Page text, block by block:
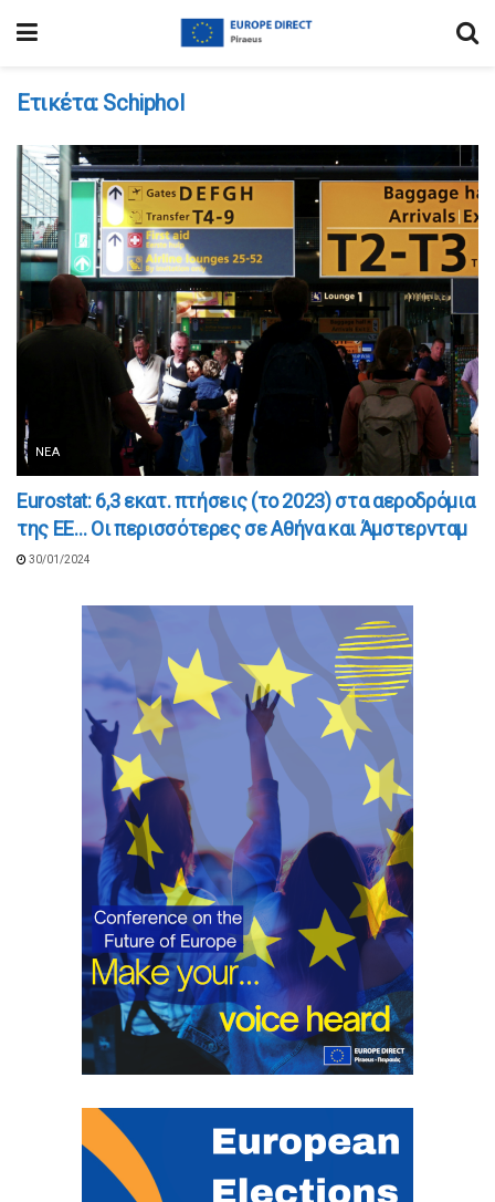
Ετικέτα: Schiphol
ΝΈΑ
Eurostat: 6,3 εκατ. πτήσεις (το 2023) στα αεροδρόμια
της EE… Οι περισσότερες σε Αθήνα και Άμστερνταμ
30/01/2024